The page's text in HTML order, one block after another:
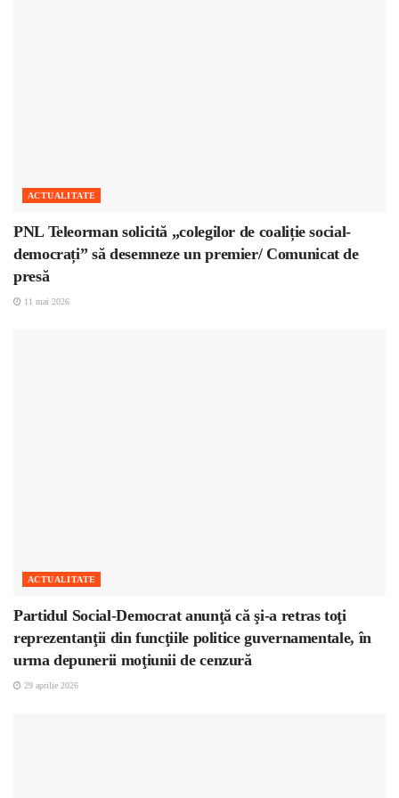
ACTUALITATE
PNL Teleorman solicită „colegilor de coaliție social-
democrați” să desemneze un premier/ Comunicat de
presă
11 mai 2026
ACTUALITATE
Partidul Social-Democrat anunţă că şi-a retras toţi
reprezentanţii din funcţiile politice guvernamentale, în
urma depunerii moţiunii de cenzură
29 aprilie 2026